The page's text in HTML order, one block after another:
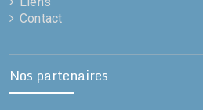
Contact
Nos partenaires